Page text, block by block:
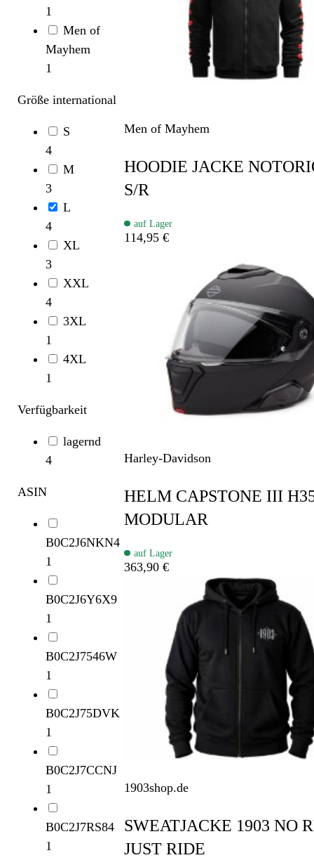
1
Men of
Mayhem
1
Größe international
S
4
M
3
L
4
XL
3
XXL
4
3XL
1
4XL
1
Verfügbarkeit
lagernd
4
ASIN
B0C2J6NKN4
1
B0C2J6Y6X9
1
B0C2J7546W
1
B0C2J75DVK
1
B0C2J7CCNJ
1
B0C2J7RS84
1
Men of Mayhem
HOODIE JACKE
S/R
auf Lager
114,95 €
Harley-Davidson
HELM CAPSTONE III
MODULAR
auf Lager
363,90 €
1903shop.de
SWEATJACKE 1903 NO
JUST RIDE